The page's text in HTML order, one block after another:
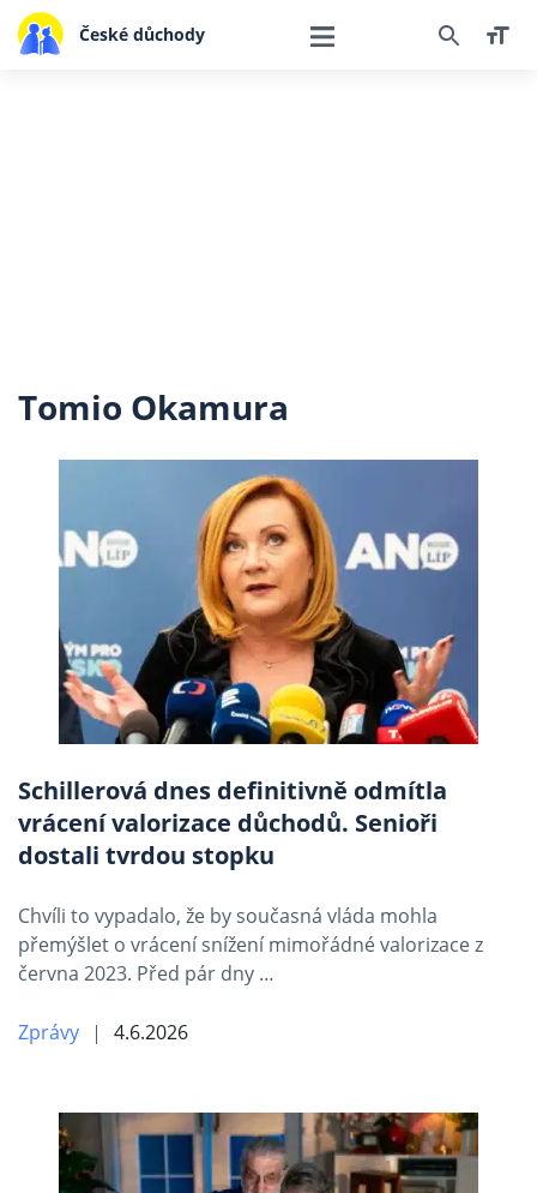
České důchody
Tomio Okamura
Schillerová dnes definitivně odmítla
vrácení valorizace důchodů. Senioři
dostali tvrdou stopku
Chvíli to vypadalo, že by současná vláda mohla
přemýšlet o vrácení snížení mimořádné valorizace z
června 2023. Před pár dny …
Zprávy 4.6.2026